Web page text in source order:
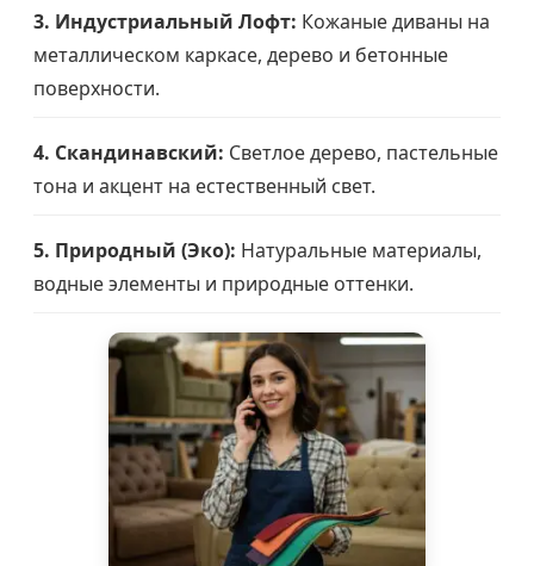
3. Индустриальный Лофт: Кожаные диваны на
металлическом каркасе, дерево и бетонные
поверхности.
4. Скандинавский: Светлое дерево, пастельные
тона и акцент на естественный свет.
5. Природный (Эко): Натуральные материалы,
водные элементы и природные оттенки.